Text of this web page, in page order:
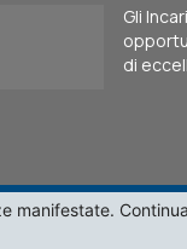
Gli
di